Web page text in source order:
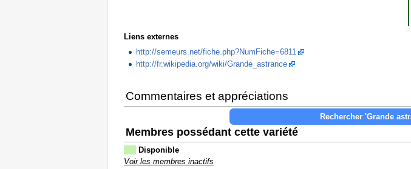
Liens externes
http://semeurs.net/fiche.php?NumFiche=6811
http://fr.wikipedia.org/wiki/Grande_astrance
Commentaires et appréciations
Membres possédant cette variété
Disponible
Voir les membres inactifs